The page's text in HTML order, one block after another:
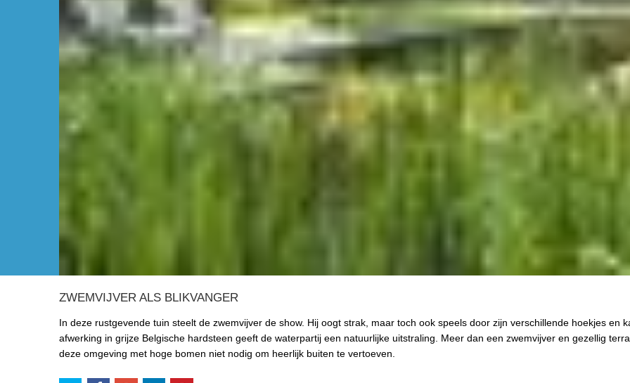
ZWEMVIJVER ALS BLIKVANGER
In deze rustgevende tuin steelt de zwemvijver de show. Hij oogt strak, maar toch ook speels door zijn verschillende hoekjes en
afwerking in grijze Belgische hardsteen geeft de waterpartij een natuurlijke uitstraling. Meer dan een zwemvijver en gezellig
deze omgeving met hoge bomen niet nodig om heerlijk buiten te vertoeven.